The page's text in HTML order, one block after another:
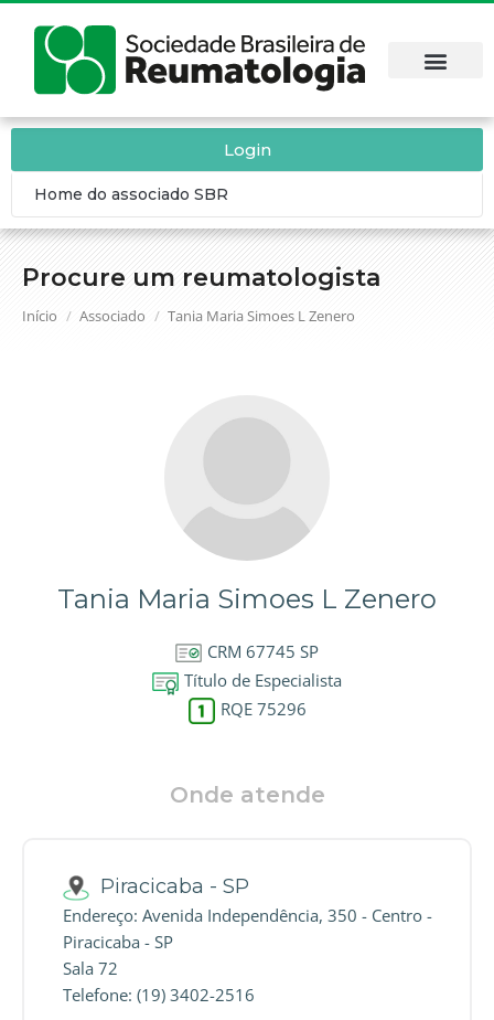
Procure um reumatologista
Você está aqui:
Início Associado Tania Maria Simoes L Zenero
Login
Home do associado SBR
Tania Maria Simoes L Zenero
CRM 67745 SP
Título de Especialista
RQE 75296
Onde atende
Piracicaba - SP
Endereço: Avenida Independência, 350 - Centro -
Piracicaba - SP
Sala 72
Telefone: (19) 3402-2516